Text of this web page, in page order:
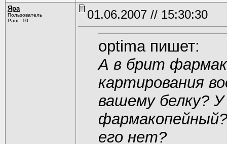
Яра
Пользователь
Ранг: 10
01.06.2007 // 15:30:30
optima пишет:
А в брит
картирования
вашему белку? У
его нет?